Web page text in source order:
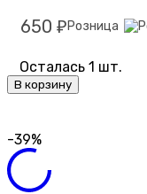
650 ₽ Розница
Осталась 1 шт.
В корзину
-39%